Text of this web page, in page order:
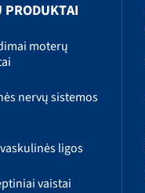
PRODUKTAI
moterų
nervų sistemos
ligos
vaistai